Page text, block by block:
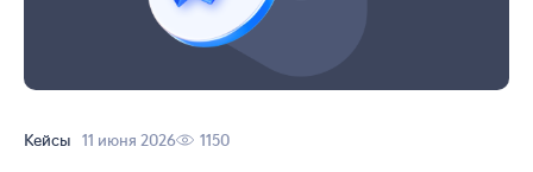
Кейсы 11 июня 2026 1150